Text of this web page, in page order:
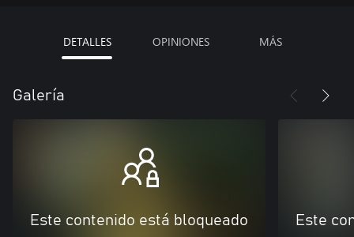
DETALLES OPINIONES MÁS
Galería
Este contenido está bloqueado Este